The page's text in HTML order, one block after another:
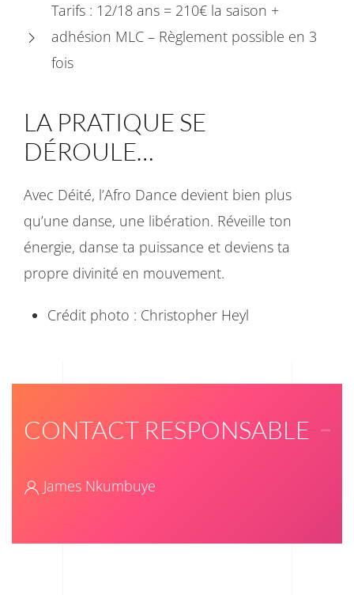
Tarifs : 12/18 ans = 210€ la saison +
adhésion MLC – Règlement possible en 3
fois
LA PRATIQUE SE
DÉROULE…
Avec Déité, l’Afro Dance devient bien plus
qu’une danse, une libération. Réveille ton
énergie, danse ta puissance et deviens ta
propre divinité en mouvement.
Crédit photo : Christopher Heyl
CONTACT RESPONSABLE
James Nkumbuye